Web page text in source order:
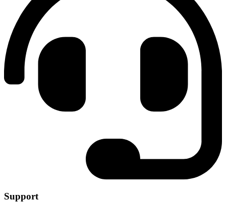
Support